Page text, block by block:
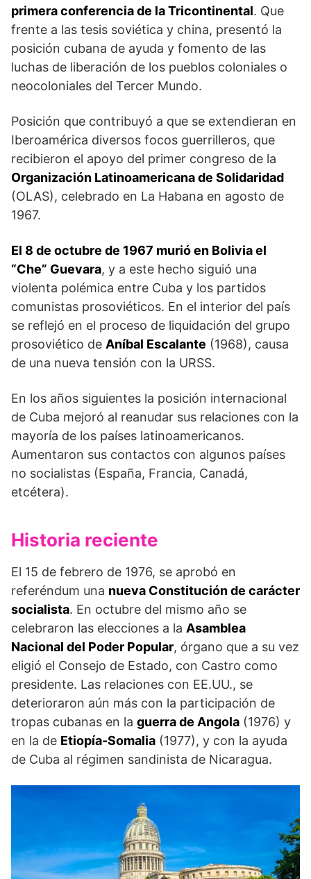
primera conferencia de la Tricontinental. Que
frente a las tesis soviética y china, presentó la
posición cubana de ayuda y fomento de las
luchas de liberación de los pueblos coloniales o
neocoloniales del Tercer Mundo.
Posición que contribuyó a que se extendieran en
Iberoamérica diversos focos guerrilleros, que
recibieron el apoyo del primer congreso de la
Organización Latinoamericana de Solidaridad
(OLAS), celebrado en La Habana en agosto de
1967.
El 8 de octubre de 1967 murió en Bolivia el
“Che” Guevara, y a este hecho siguió una
violenta polémica entre Cuba y los partidos
comunistas prosoviéticos. En el interior del país
se reflejó en el proceso de liquidación del grupo
prosoviético de Aníbal Escalante (1968), causa
de una nueva tensión con la URSS.
En los años siguientes la posición internacional
de Cuba mejoró al reanudar sus relaciones con la
mayoría de los países latinoamericanos.
Aumentaron sus contactos con algunos países
no socialistas (España, Francia, Canadá,
etcétera).
Historia reciente
El 15 de febrero de 1976, se aprobó en
referéndum una nueva Constitución de carácter
socialista. En octubre del mismo año se
celebraron las elecciones a la Asamblea
Nacional del Poder Popular, órgano que a su vez
eligió el Consejo de Estado, con Castro como
presidente. Las relaciones con EE.UU., se
deterioraron aún más con la participación de
tropas cubanas en la guerra de Angola (1976) y
en la de Etiopía-Somalia (1977), y con la ayuda
de Cuba al régimen sandinista de Nicaragua.